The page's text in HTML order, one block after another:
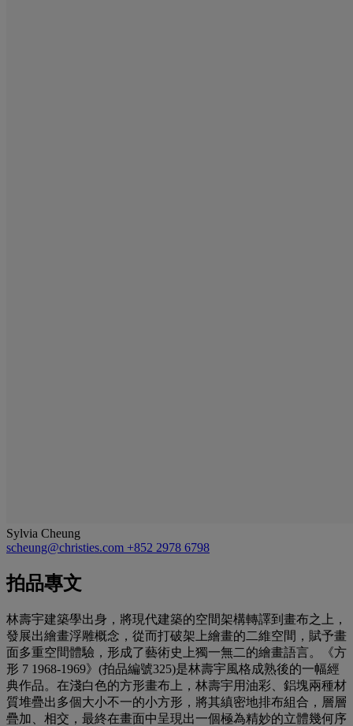
Sylvia Cheung
scheung@christies.com +852 2978 6798
拍品專文
林壽宇建築學出身，將現代建築的空間架構轉譯到畫布之上，
發展出繪畫浮雕概念，從而打破架上繪畫的二維空間，賦予畫
面多重空間體驗，形成了藝術史上獨一無二的繪畫語言。《方
形 7 1968-1969》(拍品編號325)是林壽宇風格成熟後的一幅經
典作品。在淺白色的方形畫布上，林壽宇用油彩、鋁塊兩種材
質堆疊出多個大小不一的小方形，將其縝密地排布組合，層層
疊加、相交，最終在畫面中呈現出一個極為精妙的立體幾何序